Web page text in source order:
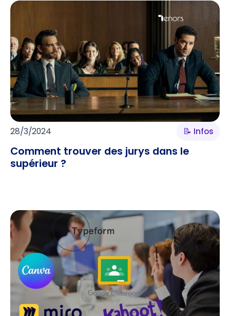
28/3/2024 📝 Infos
Comment trouver des jurys dans le
supérieur ?